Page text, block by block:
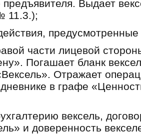
предъявителя. Выдает
11.3.);
части лицевой
Погашает бланк
Отражает
в графе
вексель,
и доверенность